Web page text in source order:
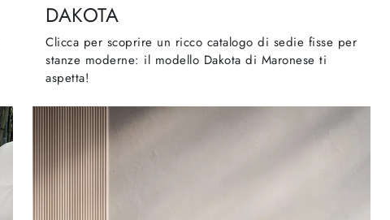
DAKOTA
Clicca per scoprire un ricco catalogo di sedie fisse per
stanze moderne: il modello Dakota di Maronese ti
aspetta!